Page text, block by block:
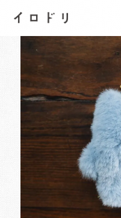
イロドリ